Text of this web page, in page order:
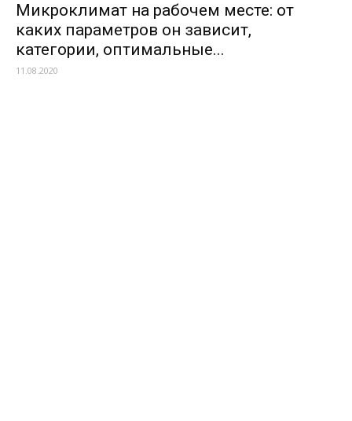
Микроклимат на рабочем месте: от
каких параметров он зависит,
категории, оптимальные...
11.08.2020